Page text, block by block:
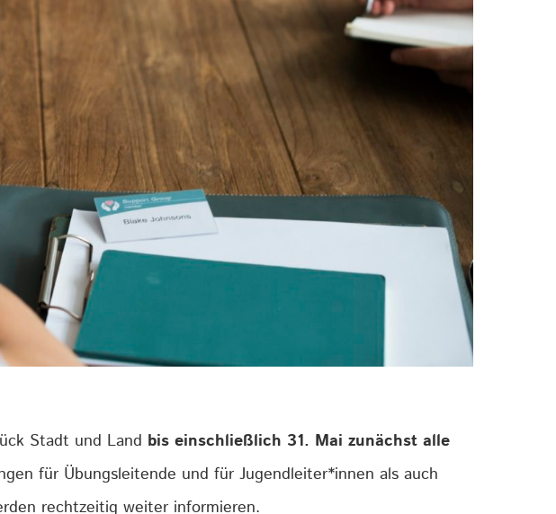
Stadt und Land bis einschließlich 31. Mai zunächst alle
für Übungsleitende und für Jugendleiter*innen als auch
rechtzeitig weiter informieren.